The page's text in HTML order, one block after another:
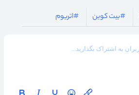
#بیت کوین #اتریوم